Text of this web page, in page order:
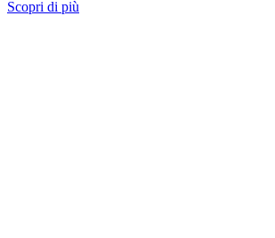
Scopri di più